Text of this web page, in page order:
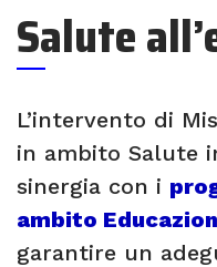
Salute
L’intervento di
in ambito Salute
sinergia con i
ambito
garantire un